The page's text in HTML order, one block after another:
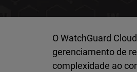
O WatchGuard
gerenciamento de
complexidade ao